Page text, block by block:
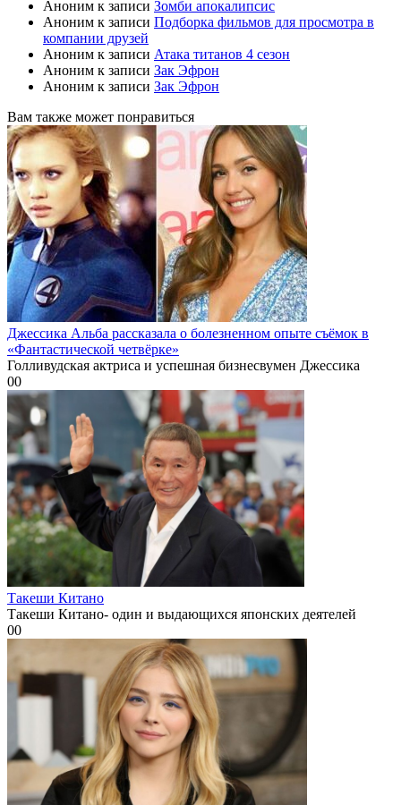
Аноним к записи Зомби апокалипсис
Аноним к записи Подборка фильмов для просмотра в
компании друзей
Аноним к записи Атака титанов 4 сезон
Аноним к записи Зак Эфрон
Аноним к записи Зак Эфрон
Вам также может понравиться
Джессика Альба рассказала о болезненном опыте съёмок в
«Фантастической четвёрке»
Голливудская актриса и успешная бизнесвумен Джессика
00
Такеши Китано
Такеши Китано- один и выдающихся японских деятелей
00